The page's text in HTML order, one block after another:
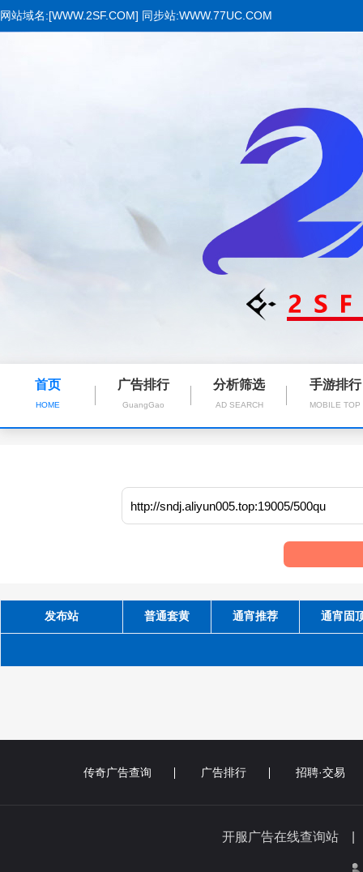
网站域名:[WWW.2SF.COM] 同步站:WWW.77UC.COM
首页
HOME
广告排行
GuangGao
分析筛选
AD SEARCH
手游排行
MOBILE TOP
发布站 普通套黄 通宵推荐 通宵固
传奇广告查询 广告排行 招聘·交易
开服广告在线查询站